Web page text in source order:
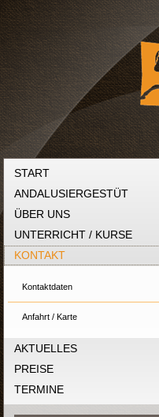
START
ANDALUSIERGESTÜT
ÜBER UNS
UNTERRICHT / KURSE
KONTAKT
Kontaktdaten
Anfahrt / Karte
AKTUELLES
PREISE
TERMINE